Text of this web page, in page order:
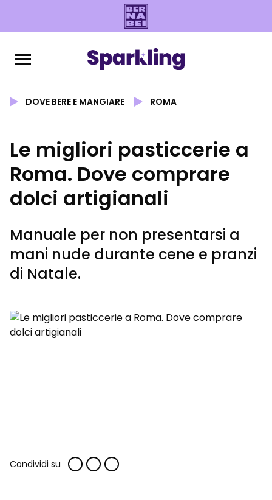
DOVE BERE E MANGIARE ROMA
Le migliori pasticcerie a
Roma. Dove comprare
dolci artigianali
Manuale per non presentarsi a
mani nude durante cene e pranzi
di Natale.
Condividi su